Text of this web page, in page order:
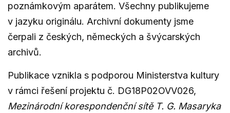
poznámkovým aparátem. Všechny publikujeme
v jazyku originálu. Archivní dokumenty jsme
čerpali z českých, německých a švýcarských
archivů.
Publikace vznikla s podporou Ministerstva kultury
v rámci řešení projektu č. DG18P02OVV026,
Mezinárodní korespondenční sítě T. G. Masaryka